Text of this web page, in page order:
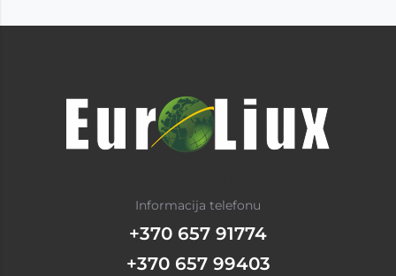
Informacija telefonu
+370 657 91774
+370 657 99403